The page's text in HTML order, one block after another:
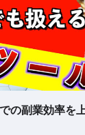
の副業効率を